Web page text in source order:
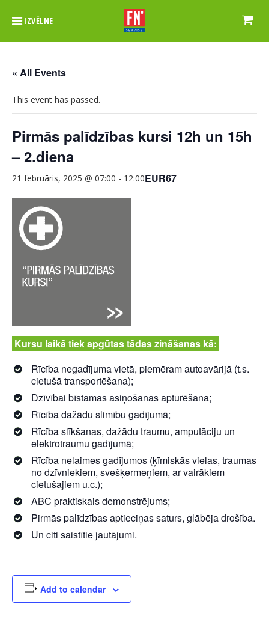
IZVĒLNE
« All Events
This event has passed.
Pirmās palīdzības kursi 12h un 15h
– 2.diena
21 februāris, 2025 @ 07:00 - 12:00EUR67
Kursu laikā tiek apgūtas tādas zināšanas kā:
Rīcība negadījuma vietā, piemēram autoavārijā (t.s.
cietušā transportēšana);
Dzīvībai bīstamas asiņošanas apturēšana;
Rīcība dažādu slimību gadījumā;
Rīcība slīkšanas, dažādu traumu, amputāciju un
elektrotraumu gadījumā;
Rīcība nelaimes gadījumos (ķīmiskās vielas, traumas
no dzīvniekiem, svešķermeņiem, ar vairākiem
cietušajiem u.c.);
ABC praktiskais demonstrējums;
Pirmās palīdzības aptieciņas saturs, glābēja drošība.
Un citi saistītie jautājumi.
Add to calendar